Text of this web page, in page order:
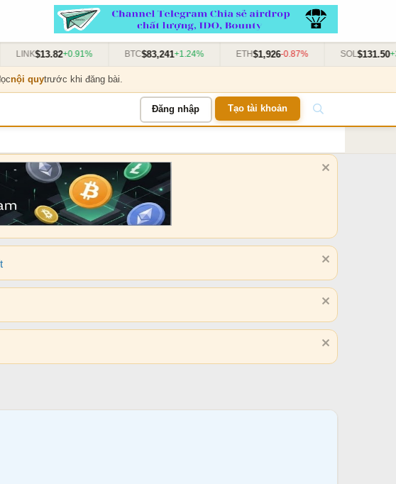
LINK$13.82+0.91% BTC$83,241+1.24% ETH$1,926-0.87% SOL$131.50
nội quytrước khi đăng bài.
Đăng nhập Tạo tài khoản